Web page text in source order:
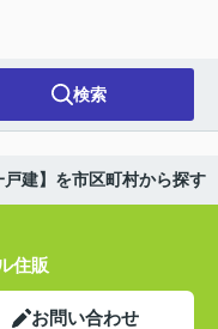
検索
戸建】を市区町村から探す
住販
お問い合わせ